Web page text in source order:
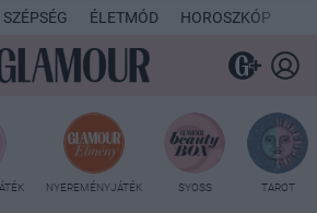
SZÉPSÉG ÉLETMÓD HOROSZKÓP
NYEREMÉNYJÁTÉK SYOSS TAROT